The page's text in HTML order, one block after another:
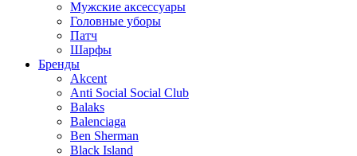
Мужские аксессуары
Головные уборы
Патч
Шарфы
Бренды
Akcent
Anti Social Social Club
Balaks
Balenciaga
Ben Sherman
Black Island